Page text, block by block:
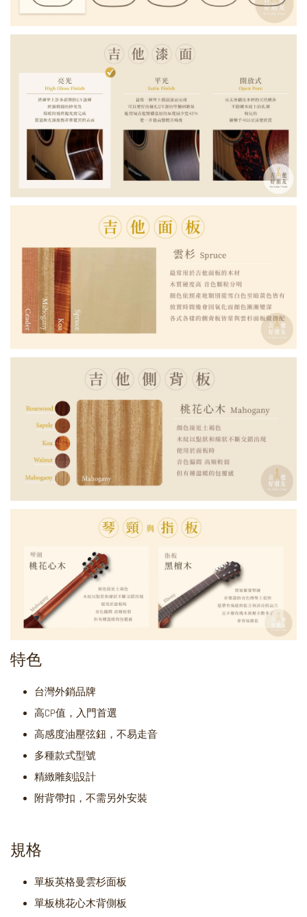
特色
台灣外銷品牌
高CP值，入門首選
高感度油壓弦鈕，不易走音
多種款式型號
精緻雕刻設計
附背帶扣，不需另外安裝
規格
單板英格曼雲杉面板
單板桃花心木背側板